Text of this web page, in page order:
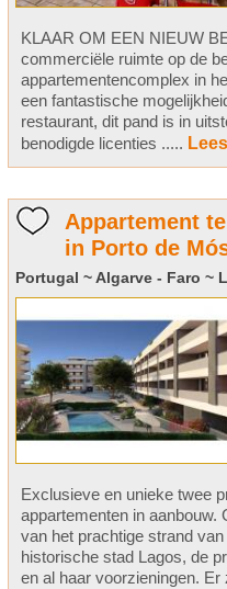
KLAAR OM EEN NIEUW
commerciële ruimte op de
appartementencomplex in
een fantastische
restaurant, dit pand is in
benodigde licenties .....
Appartement
in Porto de
Portugal ~ Algarve - Faro ~
Exclusieve en unieke twee
appartementen in aanbouw.
van het prachtige strand
historische stad Lagos, de
en al haar voorzieningen.